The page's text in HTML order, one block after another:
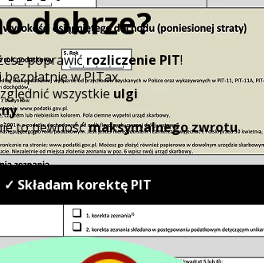
Doręczenia
administracji
e-Urząd
Skarbowy
Sprawy podatkowe
obsługiwane
w systemie KAS
Deklaracje
Elektroniczne
deklaracje podatkowe
i pliki JPK